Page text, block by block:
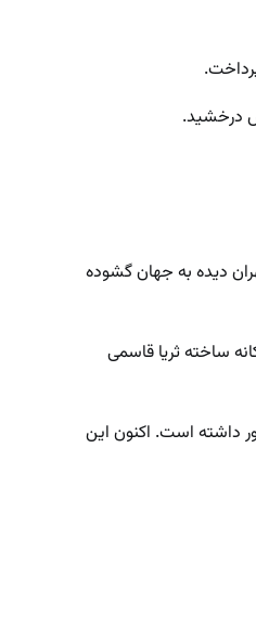
درخشید.
سینما و تلویزیون کشورمان است که در تاریخ نوزدهم خرداد ماه سال ۴۹ در تهران دیده به جهان گشوده
نقش در یک نمایش کودکانه ساخته ثریا قاسمی
داشته است. اکنون این